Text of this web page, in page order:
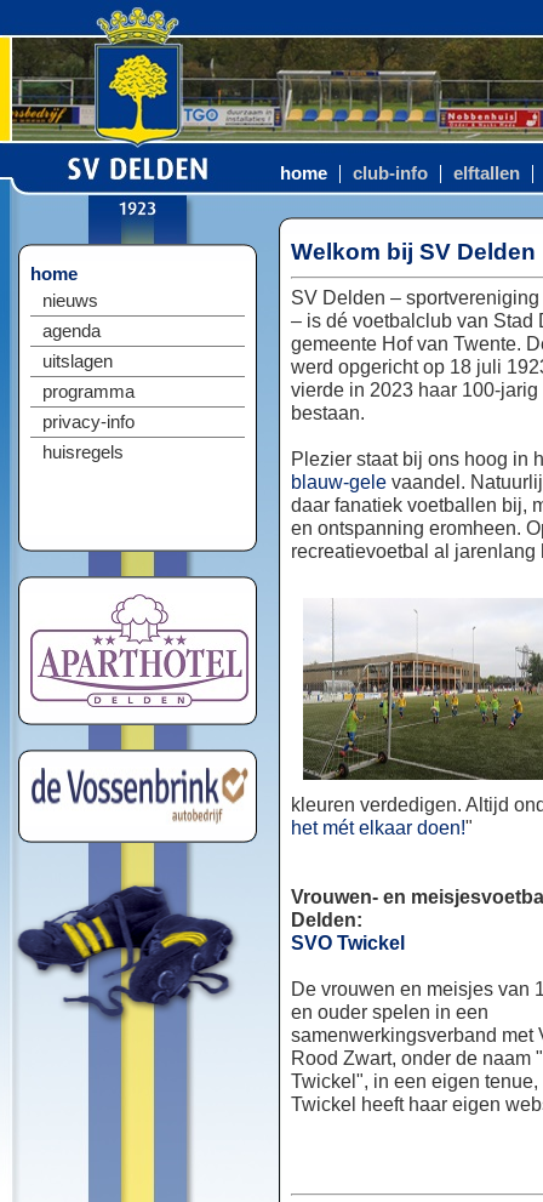
home club-info elftallen
home
nieuws
agenda
uitslagen
programma
privacy-info
huisregels
Welkom bij SV Delden
SV Delden –
– is dé voetbalclub van Stad
gemeente Hof van Twente.
werd opgericht op 18 juli
vierde in 2023 haar 100-jarig
bestaan.
Plezier staat bij ons hoog in
blauw-gele vaandel.
daar fanatiek voetballen bij,
en ontspanning eromheen.
recreatievoetbal al jarenlang
kleuren verdedigen. Altijd
het mét elkaar doen!"
Vrouwen- en
Delden:
SVO Twickel
De vrouwen en meisjes van
en ouder spelen in een
samenwerkingsverband met
Rood Zwart, onder de naam
Twickel", in een eigen
Twickel heeft haar eigen